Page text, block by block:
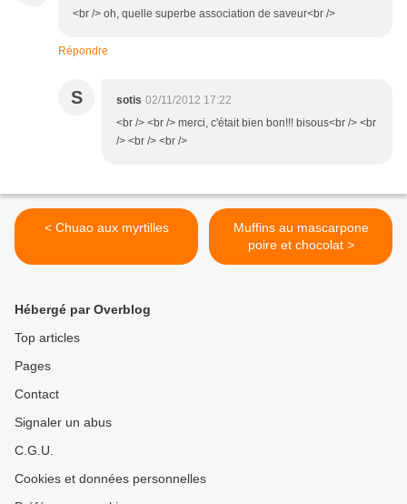
<br /> oh, quelle superbe association de saveur<br />
Répondre
S sotis 02/11/2012 17:22
<br /> <br /> merci, c'était bien bon!!! bisous<br /> <br
/> <br /> <br />
< Chuao aux myrtilles
Muffins au mascarpone
poire et chocolat >
Hébergé par Overblog
Top articles
Pages
Contact
Signaler un abus
C.G.U.
Cookies et données personnelles